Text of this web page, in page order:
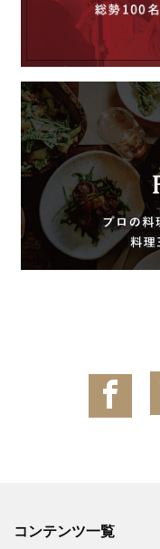
コンテンツ一覧